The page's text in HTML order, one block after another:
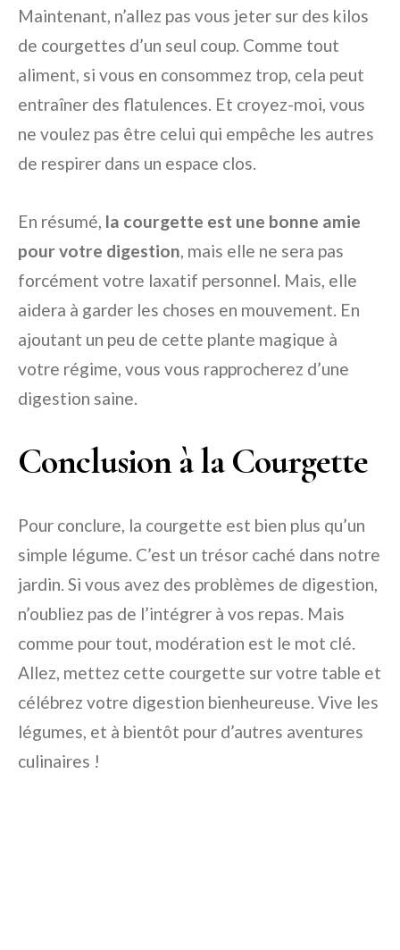
Maintenant, n’allez pas vous jeter sur des kilos
de courgettes d’un seul coup. Comme tout
aliment, si vous en consommez trop, cela peut
entraîner des flatulences. Et croyez-moi, vous
ne voulez pas être celui qui empêche les autres
de respirer dans un espace clos.
En résumé, la courgette est une bonne amie
pour votre digestion, mais elle ne sera pas
forcément votre laxatif personnel. Mais, elle
aidera à garder les choses en mouvement. En
ajoutant un peu de cette plante magique à
votre régime, vous vous rapprocherez d’une
digestion saine.
Conclusion à la Courgette
Pour conclure, la courgette est bien plus qu’un
simple légume. C’est un trésor caché dans notre
jardin. Si vous avez des problèmes de digestion,
n’oubliez pas de l’intégrer à vos repas. Mais
comme pour tout, modération est le mot clé.
Allez, mettez cette courgette sur votre table et
célébrez votre digestion bienheureuse. Vive les
légumes, et à bientôt pour d’autres aventures
culinaires !